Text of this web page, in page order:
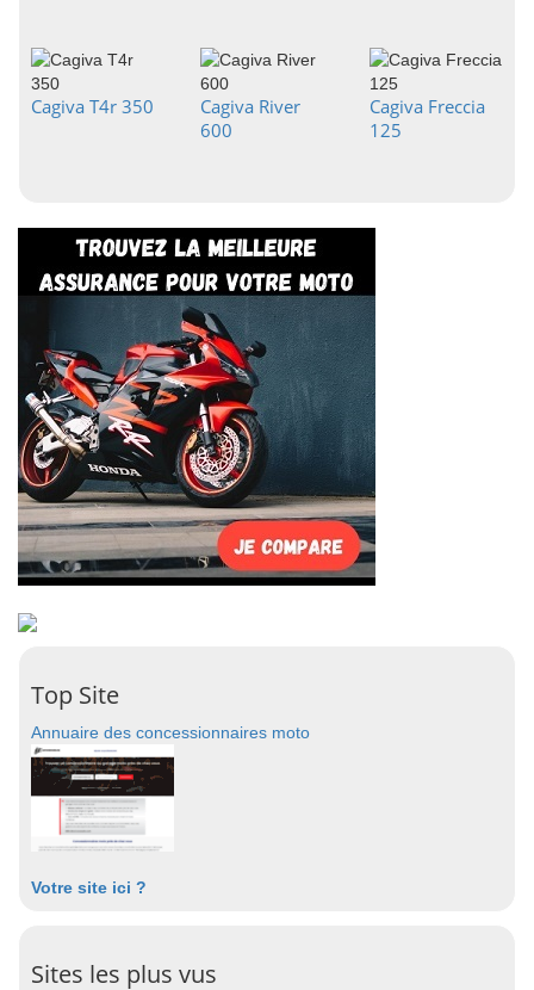
Cagiva T4r 350
Cagiva River
600
Cagiva Freccia
125
Top Site
Annuaire des concessionnaires moto
Votre site ici ?
Sites les plus vus